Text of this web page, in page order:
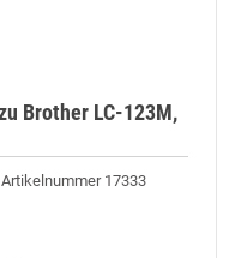
Brother LC-123M,
Artikelnummer 17333